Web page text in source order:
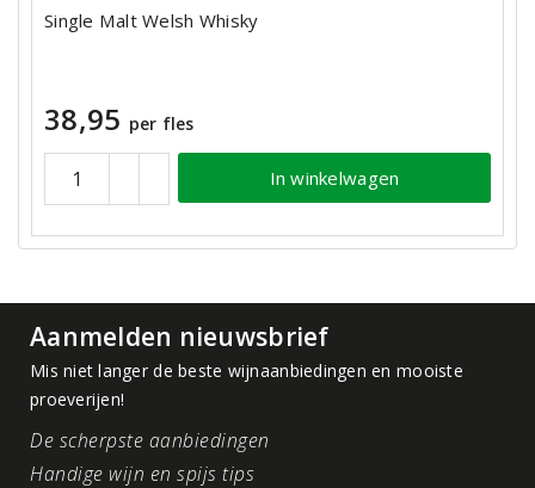
Single Malt Welsh Whisky
38,95 per fles
In winkelwagen
Aanmelden nieuwsbrief
Mis niet langer de beste wijnaanbiedingen en mooiste
proeverijen!
De scherpste aanbiedingen
Handige wijn en spijs tips